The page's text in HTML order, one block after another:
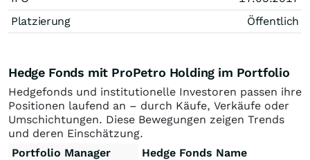
Platzierung
Öffentlich
Hedge Fonds mit ProPetro Holding im Portfolio
Hedgefonds und institutionelle Investoren passen ihre
Positionen laufend an – durch Käufe, Verkäufe oder
Umschichtungen. Diese Bewegungen zeigen Trends
und deren Einschätzung.
Portfolio Manager
Hedge Fonds Name